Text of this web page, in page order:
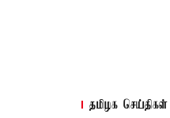
தமிழக செய்திகள்